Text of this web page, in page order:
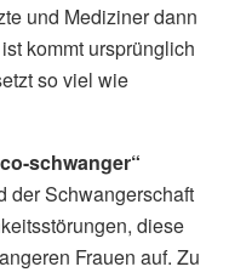
und Mediziner dann
kommt ursprünglich
so viel wie
schwanger“
der Schwangerschaft
diese
Frauen auf. Zu